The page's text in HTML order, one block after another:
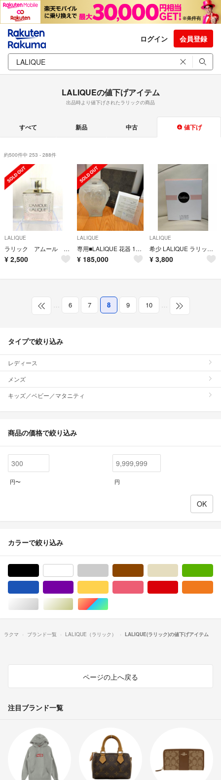
ログイン 会員登録
LALIQUEの値下げアイテム
出品時より値下げされたラリックの商品
すべて 新品 中古 値下げ
約500件中 253 - 288件
LALIQUE
ラリック アムール オードパルファム 100ml
¥ 2,500
LALIQUE
専用■LALIQUE 花器 1995オマージュルネ・ラリック 箱付き 保証書付
¥ 185,000
LALIQUE
希少 LALIQUE ラリック サティーヌ オードパルファム 香水 100ml
¥ 3,800
… 6 7 8 9 10 …
タイプで絞り込み
レディース
メンズ
キッズ／ベビー／マタニティ
商品の価格で絞り込み
円〜 円
カラーで絞り込み
シルバー/銀色系ゴールド/金色系マルチカラー
ラクマ ブランド一覧 LALIQUE（ラリック） LALIQUE(ラリック)の値下げアイテム
ページの上へ戻る
注目ブランド一覧